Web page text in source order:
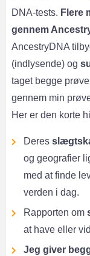
DNA-tests. Flere
gennem
AncestryDNA
(indlysende) og
taget begge
gennem min
Her er den korte
Deres
og geografier
med at finde
verden i dag.
Rapporten om
at have eller
Jeg giver